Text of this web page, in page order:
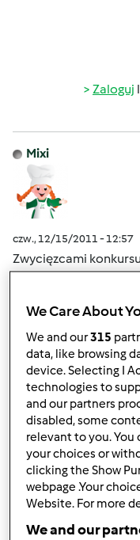
Zaloguj
Mixi
czw., 12/15/2011 - 12:57
Zwycięzcami
następujących
Jarska pasta na
Piernikowe babeczki
miodowe z twarogu
skórką
do mięs z
Maszoperia WINO
KOLACJI morelka984
PIERNICZKIRUDEK76
MAKOWIEC
Vigosz
We Care About
We and our315
data, like browsing
device. Selecting I
technologies to
and our partners
disabled, some
relevant to you. You
your choices or
clicking the Show
webpage .Your
Website. For more
We and our